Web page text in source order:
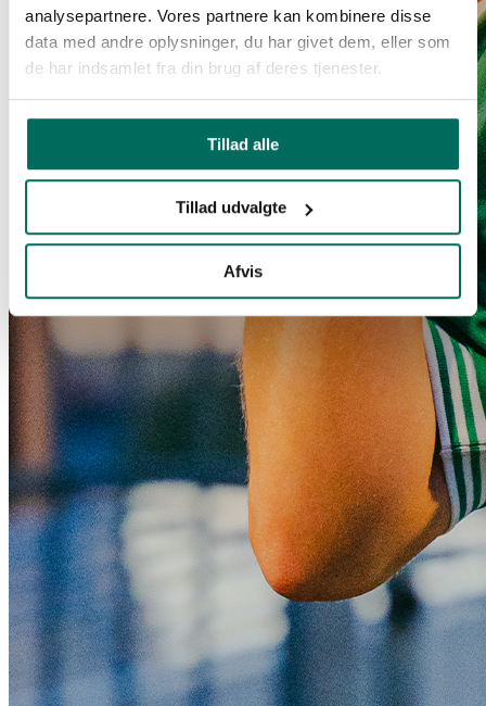
analysepartnere. Vores partnere kan kombinere disse
data med andre oplysninger, du har givet dem, eller som
de har indsamlet fra din brug af deres tjenester.
Tillad alle
Tillad udvalgte
Afvis